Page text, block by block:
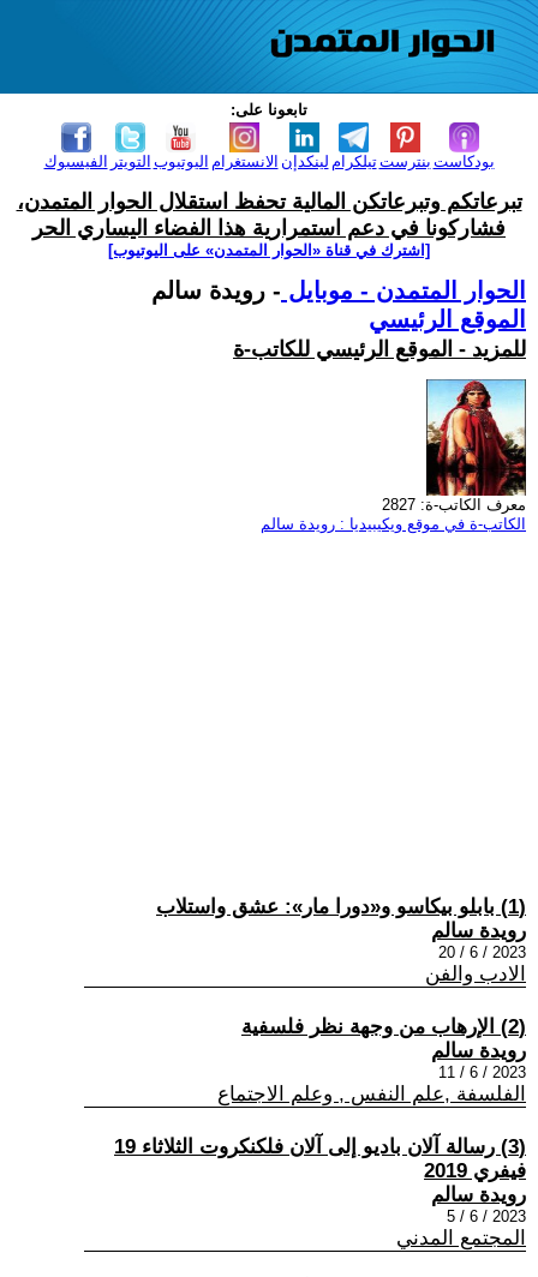
تابعونا على:
الفيسبوك التويتر اليوتيوب الانستغرام لينكدإن تيلكرامبنترست بودكاست
تبرعاتكم وتبرعاتكن المالية تحفظ استقلال الحوار المتمدن،
فشاركونا في دعم استمرارية هذا الفضاء اليساري الحر
[اشترك في قناة ‫«الحوار المتمدن» على اليوتيوب]
الحوار المتمدن - موبايل - رويدة سالم
الموقع الرئيسي
للمزيد - الموقع الرئيسي للكاتب-ة
معرف الكاتب-ة: 2827
الكاتب-ة في موقع ويكيبيديا : رويدة سالم
(1) بابلو بيكاسو و«دورا مار»: عشق واستلاب
رويدة سالم
2023 / 6 / 20
الادب والفن
(2) الإرهاب من وجهة نظر فلسفية
رويدة سالم
2023 / 6 / 11
الفلسفة ,علم النفس , وعلم الاجتماع
(3) رسالة آلان باديو إلى آلان فلكنكروت الثلاثاء 19
فيفري 2019
رويدة سالم
2023 / 6 / 5
المجتمع المدني